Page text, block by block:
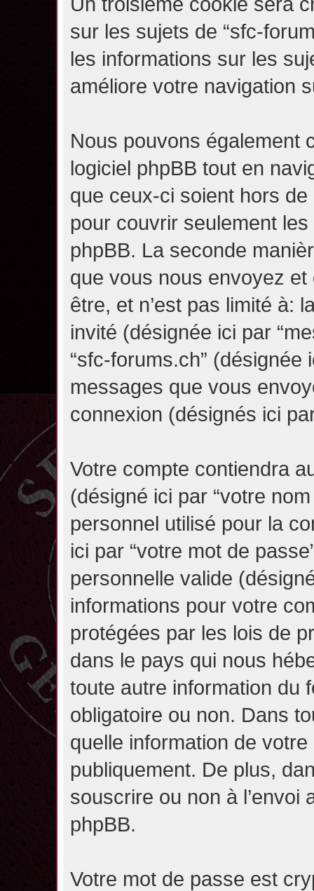
sur les sujets de “sfc-
les informations sur les
améliore votre navigation
Nous pouvons également
logiciel phpBB tout en
que ceux-ci soient hors
pour couvrir seulement
phpBB. La seconde
que vous nous envoyez
être, et n’est pas limité à:
invité (désignée ici par
“sfc-forums.ch” (désignée
messages que vous
connexion (désignés ici
Votre compte contiendra
(désigné ici par “votre
personnel utilisé pour la
ici par “votre mot de
personnelle valide
informations pour votre
protégées par les lois de
dans le pays qui nous
toute autre information du
obligatoire ou non. Dans
quelle information de
publiquement. De plus,
souscrire ou non à l’envoi
phpBB.
Votre mot de passe est